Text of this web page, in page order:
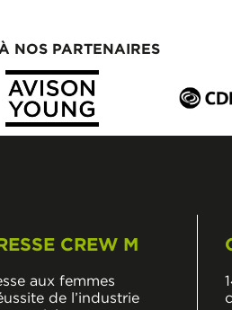
NOS PARTENAIRES
CREW M
aux femmes
de l’industrie